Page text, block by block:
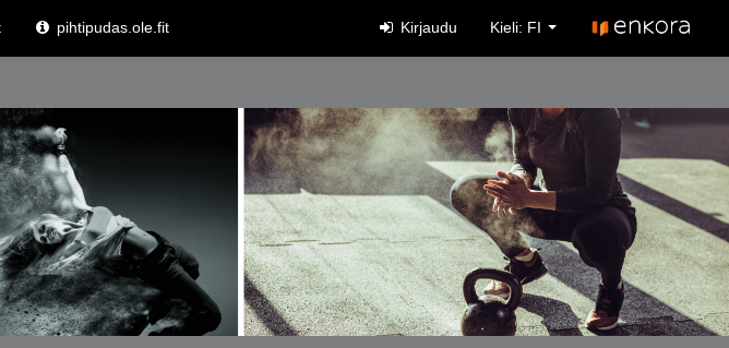
pihtipudas.ole.fit Kirjaudu Kieli: FI